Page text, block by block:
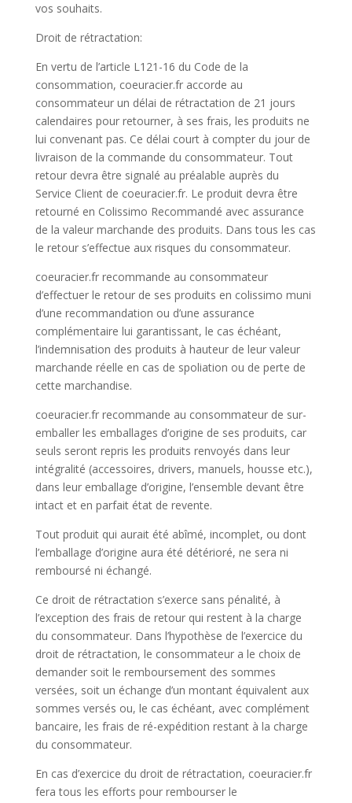
vos souhaits.
Droit de rétractation:
En vertu de l’article L121-16 du Code de la
consommation, coeuracier.fr accorde au
consommateur un délai de rétractation de 21 jours
calendaires pour retourner, à ses frais, les produits ne
lui convenant pas. Ce délai court à compter du jour de
livraison de la commande du consommateur. Tout
retour devra être signalé au préalable auprès du
Service Client de coeuracier.fr. Le produit devra être
retourné en Colissimo Recommandé avec assurance
de la valeur marchande des produits. Dans tous les cas
le retour s’effectue aux risques du consommateur.
coeuracier.fr recommande au consommateur
d’effectuer le retour de ses produits en colissimo muni
d’une recommandation ou d’une assurance
complémentaire lui garantissant, le cas échéant,
l’indemnisation des produits à hauteur de leur valeur
marchande réelle en cas de spoliation ou de perte de
cette marchandise.
coeuracier.fr recommande au consommateur de sur-
emballer les emballages d’origine de ses produits, car
seuls seront repris les produits renvoyés dans leur
intégralité (accessoires, drivers, manuels, housse etc.),
dans leur emballage d’origine, l’ensemble devant être
intact et en parfait état de revente.
Tout produit qui aurait été abîmé, incomplet, ou dont
l’emballage d’origine aura été détérioré, ne sera ni
remboursé ni échangé.
Ce droit de rétractation s’exerce sans pénalité, à
l’exception des frais de retour qui restent à la charge
du consommateur. Dans l’hypothèse de l’exercice du
droit de rétractation, le consommateur a le choix de
demander soit le remboursement des sommes
versées, soit un échange d’un montant équivalent aux
sommes versés ou, le cas échéant, avec complément
bancaire, les frais de ré-expédition restant à la charge
du consommateur.
En cas d’exercice du droit de rétractation, coeuracier.fr
fera tous les efforts pour rembourser le